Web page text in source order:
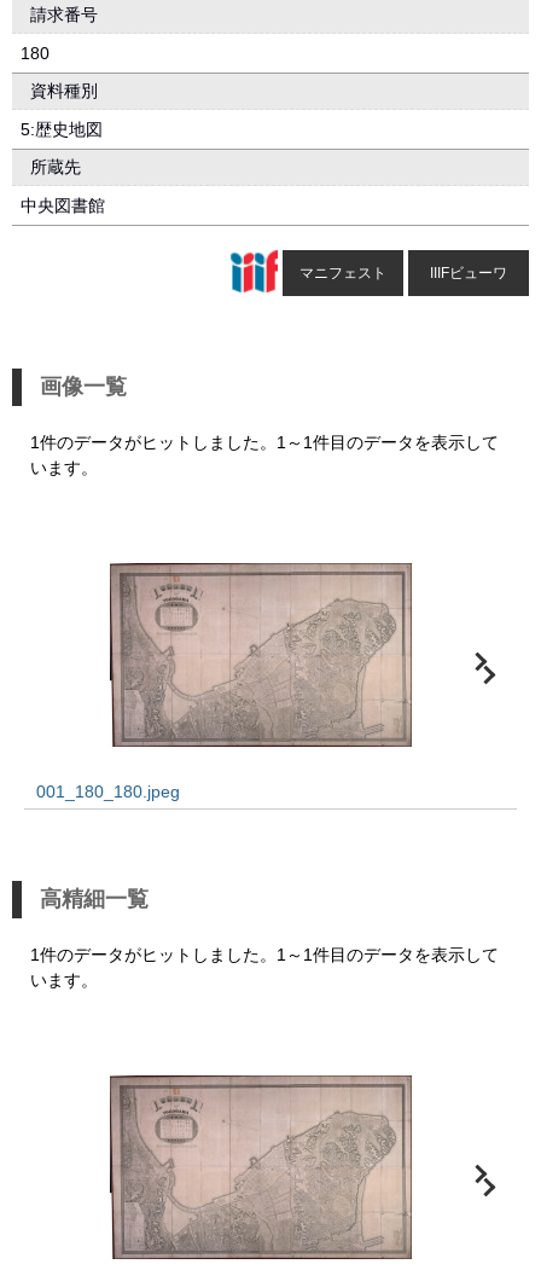
請求番号
180
資料種別
5:歴史地図
所蔵先
中央図書館
マニフェスト IIIFビューワ
画像一覧
1件のデータがヒットしました。1～1件目のデータを表示して
います。
001_180_180.jpeg
高精細一覧
1件のデータがヒットしました。1～1件目のデータを表示して
います。